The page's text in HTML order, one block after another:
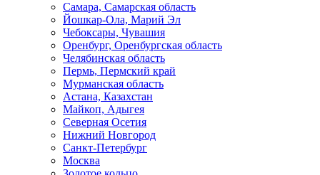
Самара, Самарская область
Йошкар-Ола, Марий Эл
Чебоксары, Чувашия
Оренбург, Оренбургская область
Челябинская область
Пермь, Пермский край
Мурманская область
Астана, Казахстан
Майкоп, Адыгея
Северная Осетия
Нижний Новгород
Санкт-Петербург
Москва